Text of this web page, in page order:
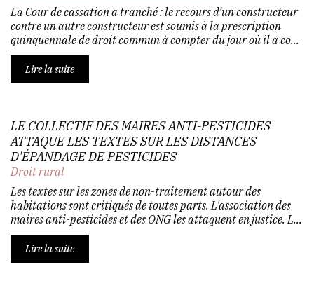
La Cour de cassation a tranché : le recours d’un constructeur
contre un autre constructeur est soumis à la prescription
quinquennale de droit commun à compter du jour où il a co...
Lire la suite
LE COLLECTIF DES MAIRES ANTI-PESTICIDES
ATTAQUE LES TEXTES SUR LES DISTANCES
D'ÉPANDAGE DE PESTICIDES
Droit rural
Les textes sur les zones de non-traitement autour des
habitations sont critiqués de toutes parts. L'association des
maires anti-pesticides et des ONG les attaquent en justice. L...
Lire la suite